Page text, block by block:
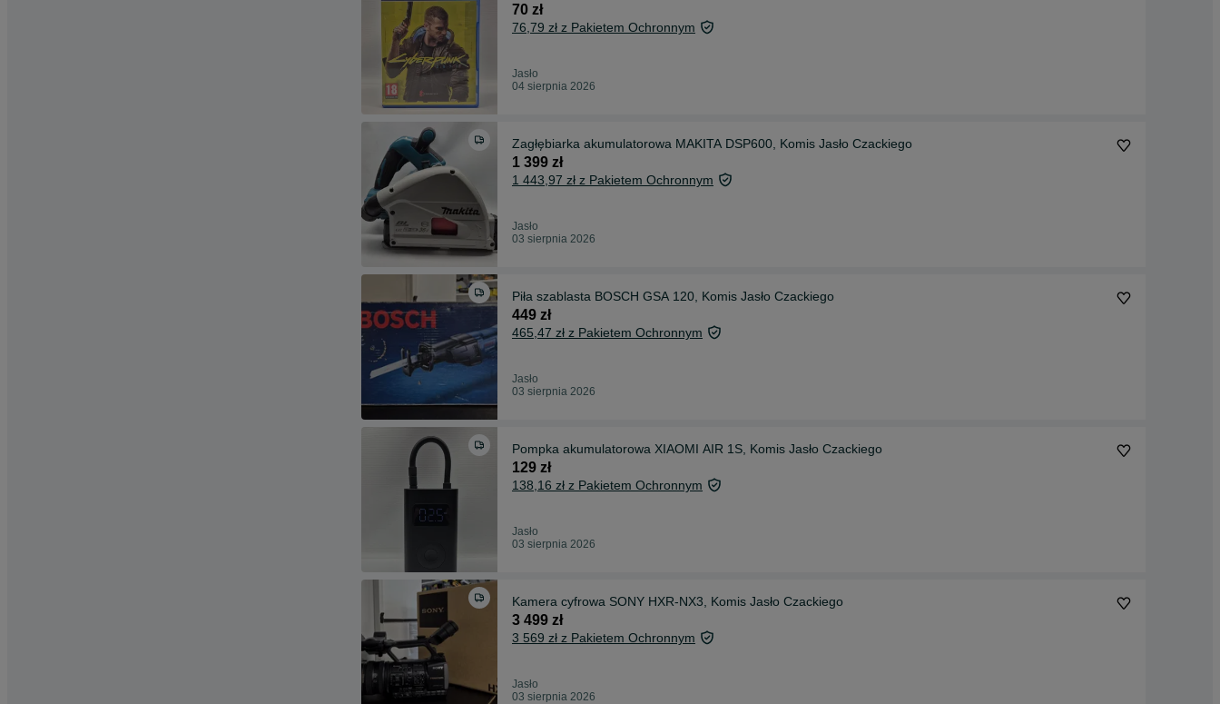
70 zł
76,79 zł z Pakietem Ochronnym
Jasło
04 sierpnia 2026
Zagłębiarka akumulatorowa MAKITA DSP600, Komis Jasło Czackiego
1 399 zł
1 443,97 zł z Pakietem Ochronnym
Jasło
03 sierpnia 2026
Piła szablasta BOSCH GSA 120, Komis Jasło Czackiego
449 zł
465,47 zł z Pakietem Ochronnym
Jasło
03 sierpnia 2026
Pompka akumulatorowa XIAOMI AIR 1S, Komis Jasło Czackiego
129 zł
138,16 zł z Pakietem Ochronnym
Jasło
03 sierpnia 2026
Kamera cyfrowa SONY HXR-NX3, Komis Jasło Czackiego
3 499 zł
3 569 zł z Pakietem Ochronnym
Jasło
03 sierpnia 2026